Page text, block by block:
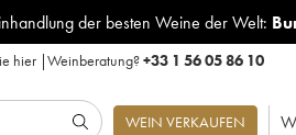
der besten Weine der Welt:
hier|Weinberatung?+33 1 56 05 86 10
WEIN VERKAUFEN